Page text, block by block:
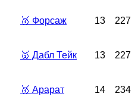
🥇 Форсаж 13 227
🥇 Дабл Тейк 13 227
🥇 Арарат 14 234